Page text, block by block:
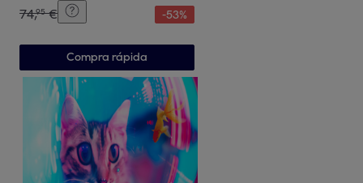
74,95 € -53%
Compra rápida